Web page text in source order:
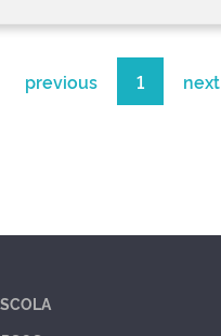
previous 1 next